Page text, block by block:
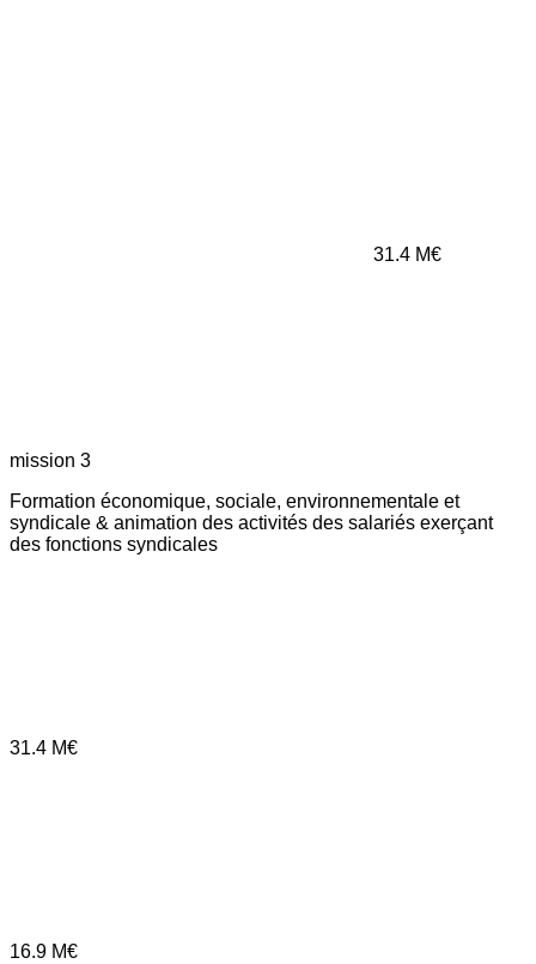
31.4 M€
mission 3
Formation économique, sociale, environnementale et
syndicale & animation des activités des salariés exerçant
des fonctions syndicales
31.4 M€
16.9 M€